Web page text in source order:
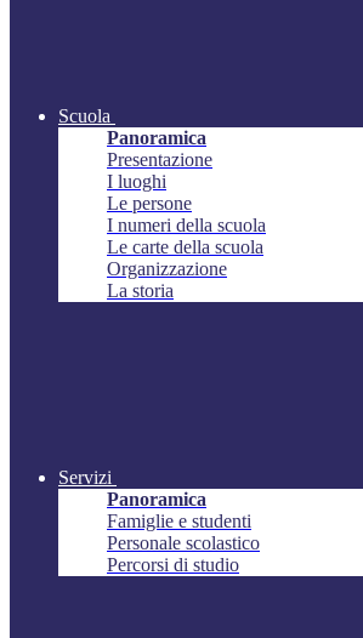
Scuola
Panoramica
Presentazione
I luoghi
Le persone
I numeri della scuola
Le carte della scuola
Organizzazione
La storia
Servizi
Panoramica
Famiglie e studenti
Personale scolastico
Percorsi di studio